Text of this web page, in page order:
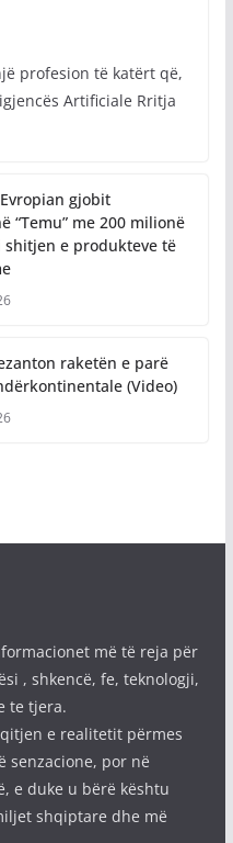
profesion të katërt që,
Artificiale Rritja
gjobit
“Temu” me 200 milionë
shitjen e produkteve të
raketën e parë
(Video)
më të reja për
, shkencë, fe, teknologji,
te tjera.
e realitetit përmes
senzacione, por në
e duke u bërë kështu
shqiptare dhe më